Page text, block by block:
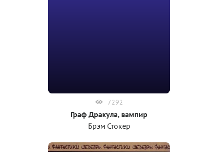
7292
Граф Дракула, вампир
Брэм Стокер